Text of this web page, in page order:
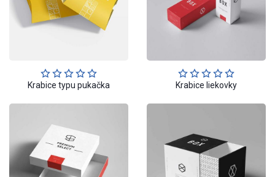
Krabice typu pukačka Krabice liekovky